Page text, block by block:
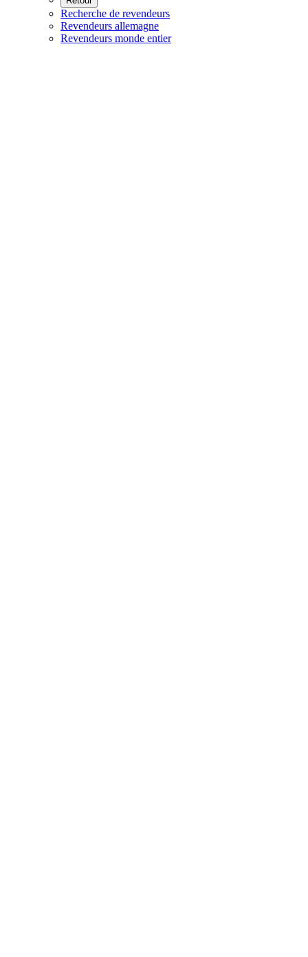
Recherche de revendeurs
Revendeurs allemagne
Revendeurs monde entier